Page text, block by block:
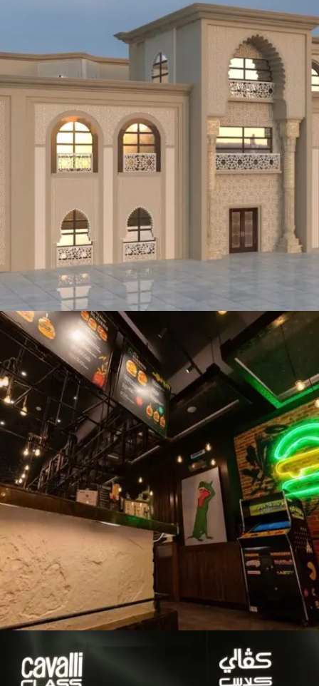
ASFOUR SALON @KING ABDULLAH ECONOMY
CITY
VILLA SALOON
STEAK HOUSE BURGERS@ EMAR SQUARE
JEDDAH